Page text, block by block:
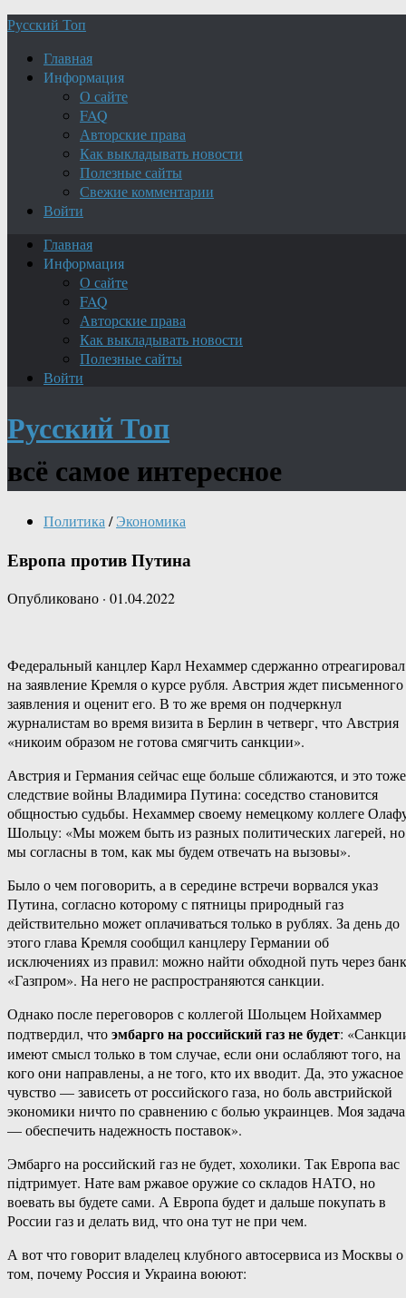
Русский Топ
Главная
Информация
О сайте
FAQ
Авторские права
Как выкладывать новости
Полезные сайты
Свежие комментарии
Войти
Главная
Информация
О сайте
FAQ
Авторские права
Как выкладывать новости
Полезные сайты
Войти
Русский Топ
всё самое интересное
Политика / Экономика
Европа против Путина
Опубликовано · 01.04.2022
Федеральный канцлер Карл Нехаммер сдержанно отреагировал
на заявление Кремля о курсе рубля. Австрия ждет письменного
заявления и оценит его. В то же время он подчеркнул
журналистам во время визита в Берлин в четверг, что Австрия
«никоим образом не готова смягчить санкции».
Австрия и Германия сейчас еще больше сближаются, и это тоже
следствие войны Владимира Путина: соседство становится
общностью судьбы. Нехаммер своему немецкому коллеге
Шольцу: «Мы можем быть из разных политических лагерей, но
мы согласны в том, как мы будем отвечать на вызовы».
Было о чем поговорить, а в середине встречи ворвался указ
Путина, согласно которому с пятницы природный газ
действительно может оплачиваться только в рублях. За день до
этого глава Кремля сообщил канцлеру Германии об
исключениях из правил: можно найти обходной путь через банк
«Газпром». На него не распространяются санкции.
Однако после переговоров с коллегой Шольцем Нойхаммер
подтвердил, чтоэмбарго на российский газ не будет:
имеют смысл только в том случае, если они ослабляют того, на
кого они направлены, а не того, кто их вводит. Да, это ужасное
чувство — зависеть от российского газа, но боль австрийской
экономики ничто по сравнению с болью украинцев. Моя задача
— обеспечить надежность поставок».
Эмбарго на российский газ не будет, хохолики. Так Европа вас
пiдтримует. Нате вам ржавое оружие со складов НАТО, но
воевать вы будете сами. А Европа будет и дальше покупать в
России газ и делать вид, что она тут не при чем.
А вот что говорит владелец клубного автосервиса из Москвы о
том, почему Россия и Украина воюют: